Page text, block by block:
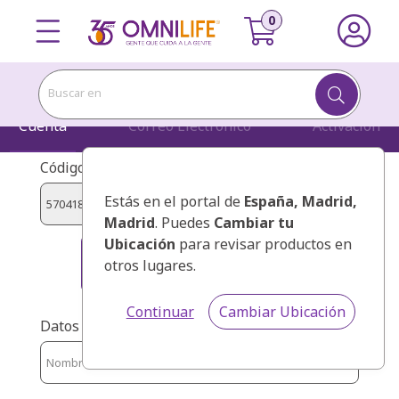
Buscar en
Estás en el portal de España, Madrid,
Madrid. Puedes Cambiar tu
Ubicación para revisar productos en
otros lugares.
Continuar Cambiar Ubicación
Cuenta Correo Electrónico Activación
Código de presentador:
HERNANDEZ PEREZ, MANUEL
FERNANDO
Datos personales: